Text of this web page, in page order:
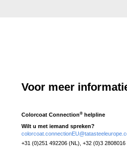
Voor meer
Colorcoat Connection® helpline
Wilt u met iemand spreken?
+31 (0)251 492206 (NL), +32 (0)3 2808016